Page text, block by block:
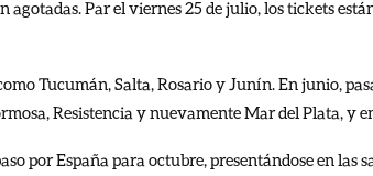
Par el viernes 25 de julio, los tickets
Tucumán, Salta, Rosario y Junín. En junio,
Resistencia y nuevamente Mar del Plata, y
por España para octubre, presentándose en las